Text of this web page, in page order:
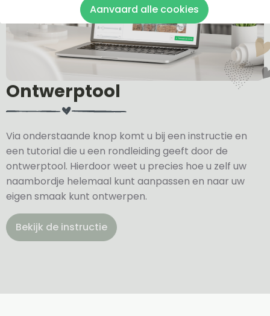
Ontwerptool
Via onderstaande knop komt u bij een instructie en
een tutorial die u een rondleiding geeft door de
ontwerptool. Hierdoor weet u precies hoe u zelf uw
naambordje helemaal kunt aanpassen en naar uw
eigen smaak kunt ontwerpen.
Bekijk de instructie
Aanvaard alle cookies